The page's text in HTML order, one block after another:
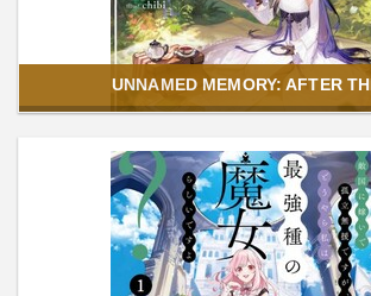
UNNAMED MEMORY: AFTER